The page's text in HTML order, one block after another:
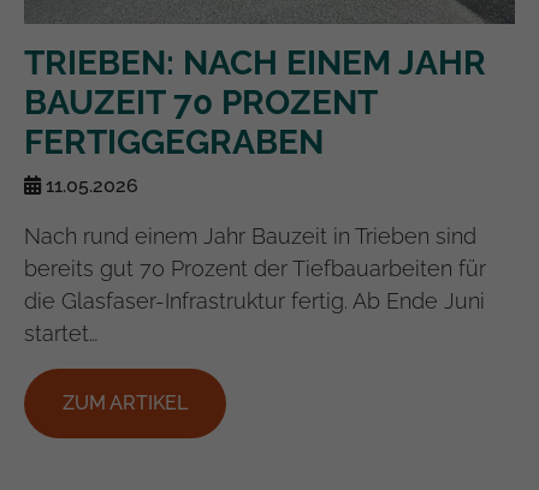
TRIEBEN: NACH EINEM JAHR
BAUZEIT 70 PROZENT
FERTIGGEGRABEN
11.05.2026
Nach rund einem Jahr Bauzeit in Trieben sind
bereits gut 70 Prozent der Tiefbauarbeiten für
die Glasfaser-Infrastruktur fertig. Ab Ende Juni
startet…
ZUM ARTIKEL